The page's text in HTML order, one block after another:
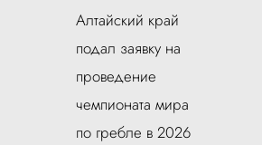
Алтайский край
подал заявку на
проведение
чемпионата мира
по гребле в 2026